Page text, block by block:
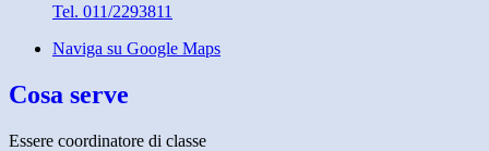
Tel. 011/2293811
Naviga su Google Maps
Cosa serve
Essere coordinatore di classe